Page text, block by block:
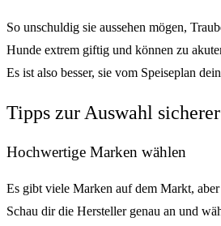
So unschuldig sie aussehen mögen,
Hunde extrem giftig und können zu
Es ist also besser, sie vom Speiseplan
Tipps zur Auswahl
Hochwertige Marken wählen
Es gibt viele Marken auf dem Markt,
Schau dir die Hersteller genau an und